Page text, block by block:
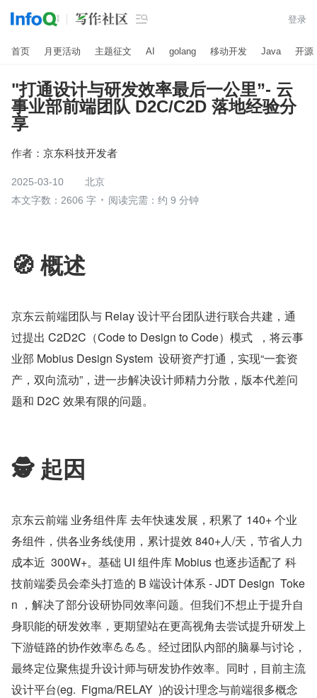
 登录
首页 月更活动 主题征文 AI golang 移动开发 Java 开源
"打通设计与研发效率最后一公里”- 云
事业部前端团队 D2C/C2D 落地经验分
享
作者： 京东科技开发者
2025-03-10
北京
本文字数：2606 字
阅读完需：约 9 分钟
🧭 概述
京东云前端团队与 Relay 设计平台团队进行联合共建，通
过提出 C2D2C（Code to Design to Code）模式  ，将云事
业部 Mobius Design System  设研资产打通，实现“一套资
产，双向流动”，进一步解决设计师精力分散，版本代差问
题和 D2C 效果有限的问题。
🕵️ 起因
京东云前端 业务组件库 去年快速发展，积累了 140+ 个业
务组件，供各业务线使用，累计提效 840+人/天，节省人力
成本近  300W+。基础 UI 组件库 Mobius 也逐步适配了 科
技前端委员会牵头打造的 B 端设计体系 - JDT Design  Toke
n ，解决了部分设研协同效率问题。但我们不想止于提升自
身职能的研发效率，更期望站在更高视角去尝试提升研发上
下游链路的协作效率💪💪💪。经过团队内部的脑暴与讨论，
最终定位聚焦提升设计师与研发协作效率。同时，目前主流
设计平台(eg.  Figma/RELAY  )的设计理念与前端很多概念